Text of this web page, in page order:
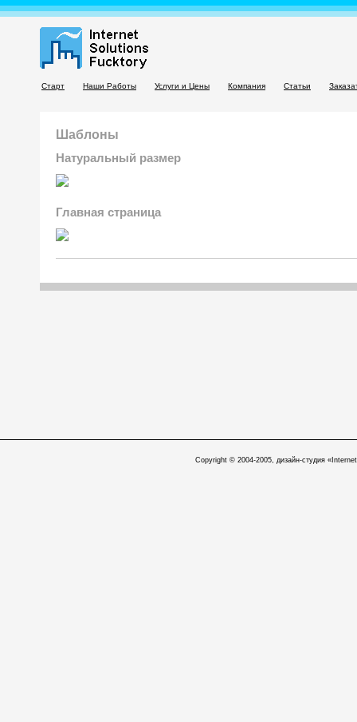
Старт Наши Работы Услуги и Цены Компания Статьи
Шаблоны
Натуральный размер
Главная страница
Copyright © 2004-2005, дизайн-студия